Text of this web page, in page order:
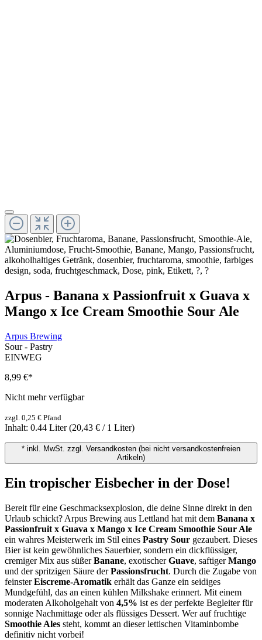
Arpus - Banana x Passionfruit x Guava x
Mango x Ice Cream Smoothie Sour Ale
Arpus Brewing
Sour - Pastry
EINWEG
8,99 €*
Nicht mehr verfügbar
zzgl. 0,25 € Pfand
Inhalt: 0.44 Liter(20,43 € / 1 Liter)
* inkl. MwSt. zzgl. Versandkosten (bei nicht versandkostenfreien
Artikeln)
Ein tropischer Eisbecher in der Dose!
Bereit für eine Geschmacksexplosion, die deine Sinne direkt in den
Urlaub schickt? Arpus Brewing aus Lettland hat mit dem Banana x
Passionfruit x Guava x Mango x Ice Cream Smoothie Sour Ale
ein wahres Meisterwerk im Stil eines Pastry Sour gezaubert. Dieses
Bier ist kein gewöhnliches Sauerbier, sondern ein dickflüssiger,
cremiger Mix aus süßerBanane, exotischerGuave, saftigerMango
und der spritzigen Säure derPassionsfrucht. Durch die Zugabe von
feinsterEiscreme-Aromatik erhält das Ganze ein seidiges
Mundgefühl, das an einen kühlen Milkshake erinnert. Mit einem
moderaten Alkoholgehalt von 4,5% ist es der perfekte Begleiter für
sonnige Nachmittage oder als flüssiges Dessert. Wer auf fruchtige
Smoothie Ales steht, kommt an dieser lettischen Vitaminbombe
definitiv nicht vorbei!